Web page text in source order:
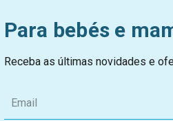
Para bebés e
Receba as últimas novidades e
m